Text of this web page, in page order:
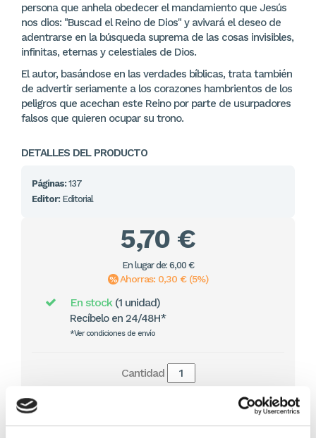
persona que anhela obedecer el mandamiento que Jesús
nos dios: "Buscad el Reino de Dios" y avivará el deseo de
adentrarse en la búsqueda suprema de las cosas invisibles,
infinitas, eternas y celestiales de Dios.
El autor, basándose en las verdades bíblicas, trata también
de advertir seriamente a los corazones hambrientos de los
peligros que acechan este Reino por parte de usurpadores
falsos que quieren ocupar su trono.
DETALLES DEL PRODUCTO
Páginas: 137
Editor: Editorial
5,70 €
En lugar de: 6,00 €
Ahorras: 0,30 € (5%)
En stock (1 unidad)
Recíbelo en 24/48H*
*Ver condiciones de envío
Cantidad